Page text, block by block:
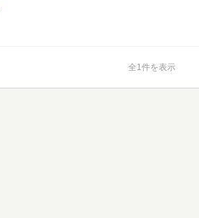
全1件を表示